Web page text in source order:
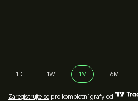
1D 1W 1M 6M
Zaregistrujte se pro kompletní grafy od